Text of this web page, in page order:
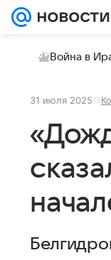
Война в
31 июля 2025